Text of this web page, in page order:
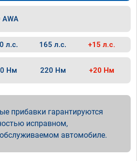
AWA
л.с. 165 л.с. +15 л.с.
Нм 220 Нм +20 Нм
прибавки гарантируются
исправном,
автомобиле.